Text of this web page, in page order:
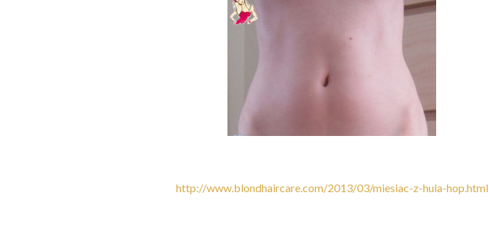
http://www.blondhaircare.com/2013/03/miesiac-z-hula-hop.html